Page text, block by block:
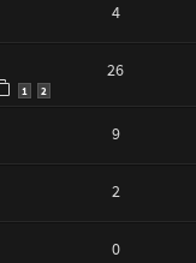
4
1 2
26
9
2
0